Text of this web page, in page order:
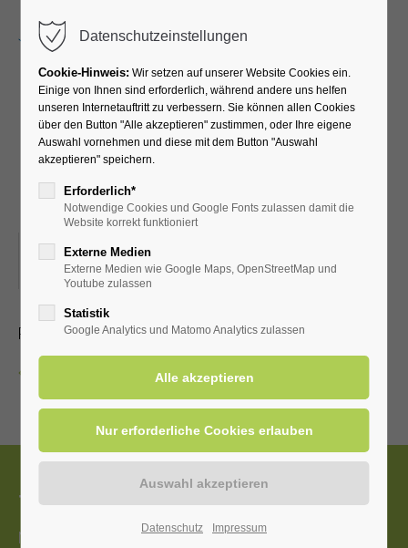
Gute Laune und Spaß
beim "Bingo" Nachmittag
mit Nicole
05.12.2026, 15:00
ORT: KURHALLE
Pro Teilnahme-Coupon 1,00 €
Tourist-Information
Nordstraße 2b
Datenschutzeinstellungen
Cookie-Hinweis: Wir setzen auf unserer Website Cookies ein.
Einige von Ihnen sind erforderlich, während andere uns helfen
unseren Internetauftritt zu verbessern. Sie können allen Cookies
über den Button "Alle akzeptieren" zustimmen, oder Ihre eigene
Auswahl vornehmen und diese mit dem Button "Auswahl
akzeptieren" speichern.
Erforderlich*
Notwendige Cookies und Google Fonts zulassen damit die
Website korrekt funktioniert
Externe Medien
Externe Medien wie Google Maps, OpenStreetMap und
Youtube zulassen
Statistik
Google Analytics und Matomo Analytics zulassen
Datenschutz Impressum